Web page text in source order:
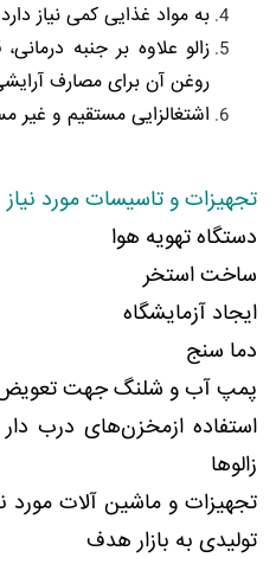
به مواد غذایی کمی نیاز
زالو علاوه بر جنبه
روغن آن برای مصارف
اشتغالزایی مستقیم و غیر
تجهیزات و تاسیسات مورد
دستگاه تهویه هوا
ساخت استخر
ایجاد آزمایشگاه
دما سنج
پمپ آب و شلنگ جهت
استفاده ازمخزن‌های درب
زالوها
تجهیزات و ماشین آلات مورد
تولیدی به بازار هدف